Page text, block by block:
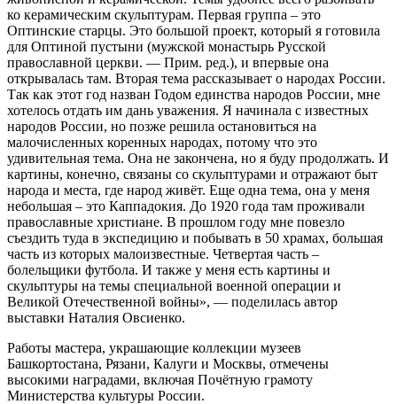
ко керамическим скульптурам. Первая группа – это
Оптинские старцы. Это большой проект, который я готовила
для Оптиной пустыни (мужской монастырь Русской
православной церкви. — Прим. ред.), и впервые она
открывалась там. Вторая тема рассказывает о народах России.
Так как этот год назван Годом единства народов России, мне
хотелось отдать им дань уважения. Я начинала с известных
народов России, но позже решила остановиться на
малочисленных коренных народах, потому что это
удивительная тема. Она не закончена, но я буду продолжать. И
картины, конечно, связаны со скульптурами и отражают быт
народа и места, где народ живёт. Еще одна тема, она у меня
небольшая – это Каппадокия. До 1920 года там проживали
православные христиане. В прошлом году мне повезло
съездить туда в экспедицию и побывать в 50 храмах, большая
часть из которых малоизвестные. Четвертая часть –
болельщики футбола. И также у меня есть картины и
скульптуры на темы специальной военной операции и
Великой Отечественной войны», — поделилась автор
выставки Наталия Овсиенко.
Работы мастера, украшающие коллекции музеев
Башкортостана, Рязани, Калуги и Москвы, отмечены
высокими наградами, включая Почётную грамоту
Министерства культуры России.